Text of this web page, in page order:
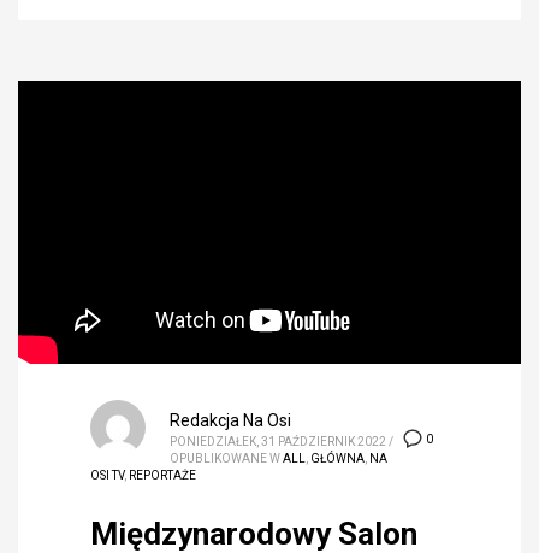
0
Redakcja Na Osi
PONIEDZIAŁEK, 31 PAŹDZIERNIK 2022 /
OPUBLIKOWANE WALL GŁÓWNA NA
OSI TV, REPORTAŻE
Międzynarodowy Salon